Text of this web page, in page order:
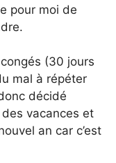
pour moi de
(30 jours
mal à répéter
décidé
des vacances et
an car c’est